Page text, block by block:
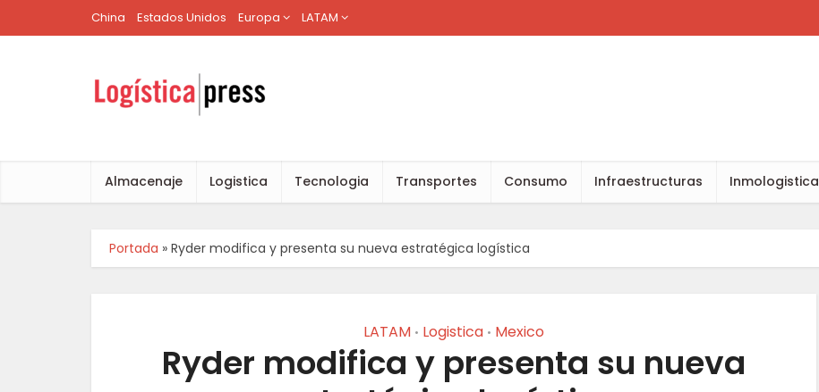
China Estados Unidos Europa LATAM
Almacenaje Logistica Tecnologia Transportes Consumo Infraestructuras Inmologistica
Portada » Ryder modifica y presenta su nueva estratégica logística
LATAM • Logistica • Mexico
Ryder modifica y presenta su nueva